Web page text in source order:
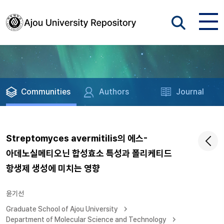
Communities Authors Journal
Streptomyces avermitilis의 에스-
아데노실메티오닌 합성효소 특성과 폴리케티드
항생제 생성에 미치는 영향
윤기선
Graduate School of Ajou University
Department of Molecular Science and Technology